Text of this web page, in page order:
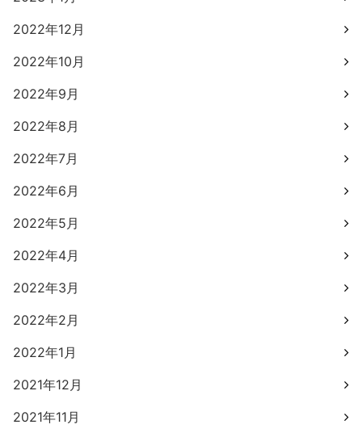
2022年12月
2022年10月
2022年9月
2022年8月
2022年7月
2022年6月
2022年5月
2022年4月
2022年3月
2022年2月
2022年1月
2021年12月
2021年11月